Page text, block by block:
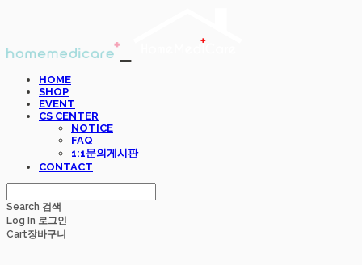
HOME
SHOP
EVENT
CS CENTER
NOTICE
FAQ
1:1문의게시판
CONTACT
Search 검색
Log In 로그인
Cart장바구니